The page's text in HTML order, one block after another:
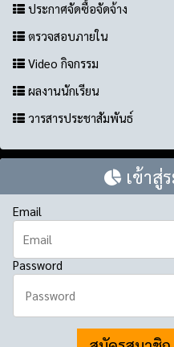
ประกาศจัดซื้อจัดจ้าง
ตรวจสอบภายใน
Video กิจกรรม
ผลงานนักเรียน
วารสารประชาสัมพันธ์
เข้าสู่
Email
Password